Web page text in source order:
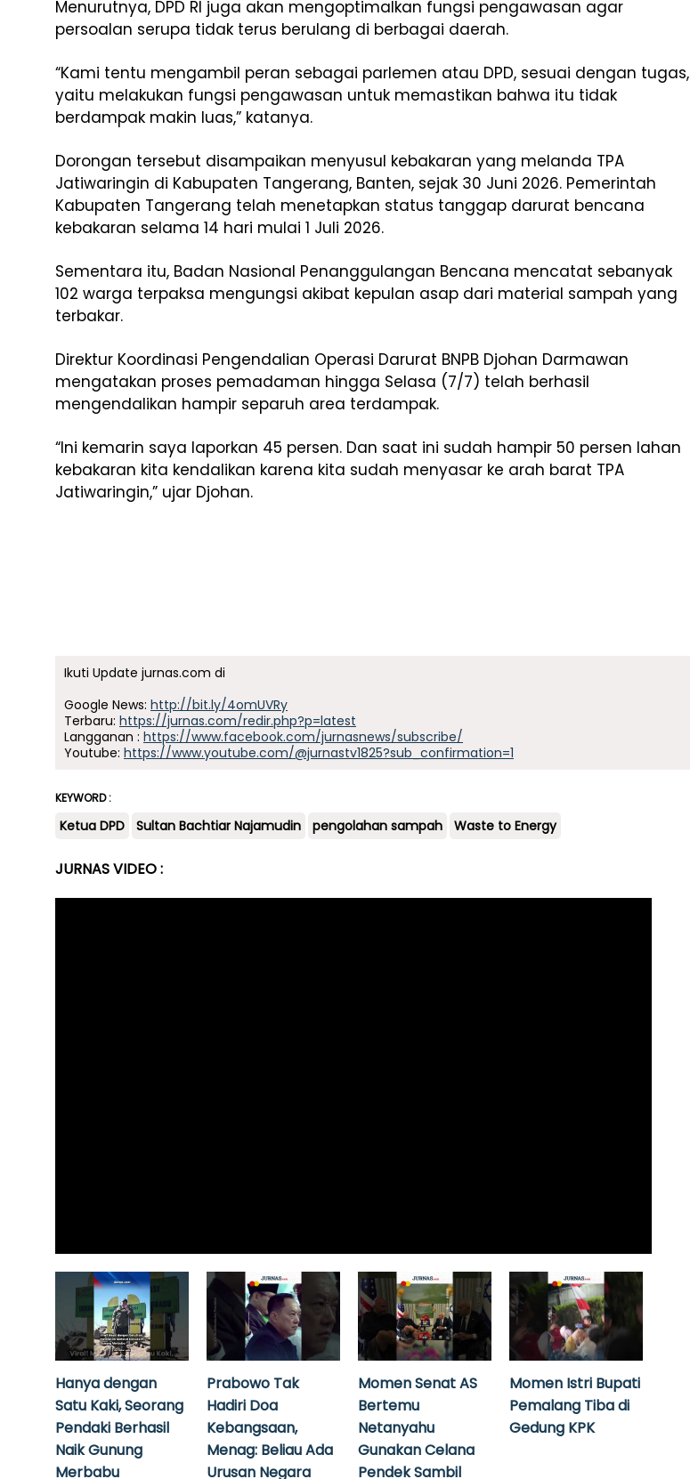
Menurutnya, DPD RI juga akan mengoptimalkan fungsi pengawasan agar
persoalan serupa tidak terus berulang di berbagai daerah.
“Kami tentu mengambil peran sebagai parlemen atau DPD, sesuai dengan tugas,
yaitu melakukan fungsi pengawasan untuk memastikan bahwa itu tidak
berdampak makin luas,” katanya.
Dorongan tersebut disampaikan menyusul kebakaran yang melanda TPA
Jatiwaringin di Kabupaten Tangerang, Banten, sejak 30 Juni 2026. Pemerintah
Kabupaten Tangerang telah menetapkan status tanggap darurat bencana
kebakaran selama 14 hari mulai 1 Juli 2026.
Sementara itu, Badan Nasional Penanggulangan Bencana mencatat sebanyak
102 warga terpaksa mengungsi akibat kepulan asap dari material sampah yang
terbakar.
Direktur Koordinasi Pengendalian Operasi Darurat BNPB Djohan Darmawan
mengatakan proses pemadaman hingga Selasa (7/7) telah berhasil
mengendalikan hampir separuh area terdampak.
“Ini kemarin saya laporkan 45 persen. Dan saat ini sudah hampir 50 persen lahan
kebakaran kita kendalikan karena kita sudah menyasar ke arah barat TPA
Jatiwaringin,” ujar Djohan.
Ikuti Update jurnas.com di
Google News: http://bit.ly/4omUVRy
Terbaru: https://jurnas.com/redir.php?p=latest
Langganan : https://www.facebook.com/jurnasnews/subscribe/
Youtube: https://www.youtube.com/@jurnastv1825?sub_confirmation=1
KEYWORD :
Ketua DPD Sultan Bachtiar Najamudin pengolahan sampah Waste to Energy
JURNAS VIDEO :
Hanya dengan
Satu Kaki, Seorang
Pendaki Berhasil
Naik Gunung
Merbabu
Prabowo Tak
Hadiri Doa
Kebangsaan,
Menag: Beliau Ada
Urusan Negara
Momen Senat AS
Bertemu
Netanyahu
Gunakan Celana
Pendek Sambil
Momen Istri Bupati
Pemalang Tiba di
Gedung KPK